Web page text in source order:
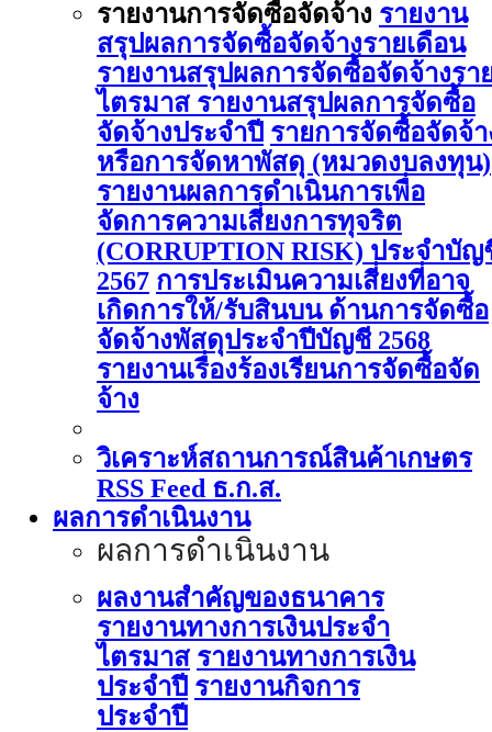
รายงานการจัดซื้อจัดจ้าง รายงาน
สรุปผลการจัดซื้อจัดจ้างรายเดือน
รายงานสรุปผลการจัดซื้อจัดจ้างรา
ไตรมาส รายงานสรุปผลการจัดซื้อ
จัดจ้างประจำปี รายการจัดซื้อจัดจ้า
หรือการจัดหาพัสดุ (หมวดงบลงทุน)
รายงานผลการดําเนินการเพื่อ
จัดการความเสี่ยงการทุจริต
(CORRUPTION RISK) ประจําบัญ
2567 การประเมินความเสี่ยงที่อาจ
เกิดการให้/รับสินบน ด้านการจัดซื้อ
จัดจ้างพัสดุประจําปีบัญชี 2568
รายงานเรื่องร้องเรียนการจัดซื้อจัด
จ้าง
วิเคราะห์สถานการณ์สินค้าเกษตร
RSS Feed ธ.ก.ส.
ผลการดำเนินงาน
ผลการดำเนินงาน
ผลงานสำคัญของธนาคาร
รายงานทางการเงินประจำ
ไตรมาส รายงานทางการเงิน
ประจำปี รายงานกิจการ
ประจำปี